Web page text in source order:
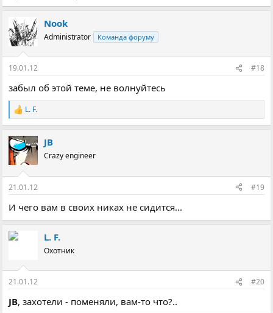
Nook
Administrator Команда форуму
19.01.12 #18
забыл об этой теме, не волнуйтесь
Р
е
к
ц
і
L. F.
JB
Crazy engineer
21.01.12 #19
И чего вам в своих никах не сидится...
L. F.
Охотник
21.01.12 #20
JB, захотели - поменяли, вам-то что?..